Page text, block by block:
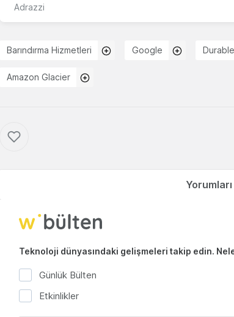
Adrazzi
Barındırma Hizmetleri Google
Amazon Glacier
Teknoloji dünyasındaki gelişmeleri takip edin.
Günlük Bülten
Etkinlikler